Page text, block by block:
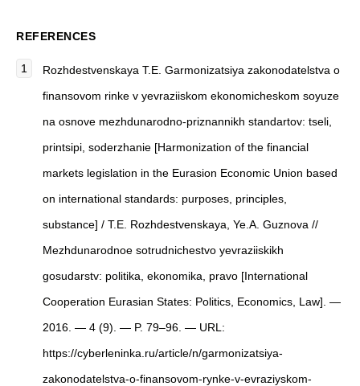
REFERENCES
Rozhdestvenskaya T.E. Garmonizatsiya zakonodatelstva o
finansovom rinke v yevraziiskom ekonomicheskom soyuze
na osnove mezhdunarodno-priznannikh standartov: tseli,
printsipi, soderzhanie [Harmonization of the financial
markets legislation in the Eurasion Economic Union based
on international standards: purposes, principles,
substance] / T.E. Rozhdestvenskaya, Ye.A. Guznova //
Mezhdunarodnoe sotrudnichestvo yevraziiskikh
gosudarstv: politika, ekonomika, pravo [International
Cooperation Eurasian States: Politics, Economics, Law]. —
2016. — 4 (9). — P. 79–96. — URL:
https://cyberleninka.ru/article/n/garmonizatsiya-
zakonodatelstva-o-finansovom-rynke-v-evraziyskom-